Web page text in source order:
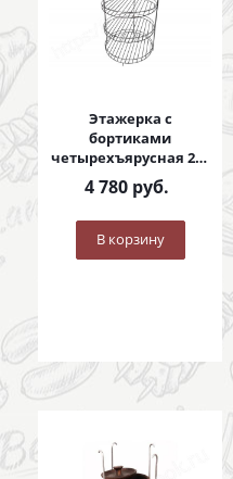
Этажерка с
бортиками
четырехъярусная 280
мм
4 780руб.
В корзину